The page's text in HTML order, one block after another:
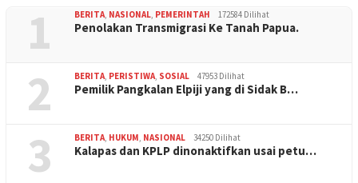
1 BERITA NASIONAL PEMERINTAH 172584 Dilihat
Penolakan Transmigrasi Ke Tanah Papua.
2 BERITA PERISTIWA SOSIAL 47953 Dilihat
Pemilik Pangkalan Elpiji yang di Sidak B…
3 BERITA HUKUM NASIONAL 34250 Dilihat
Kalapas dan KPLP dinonaktifkan usai petu…